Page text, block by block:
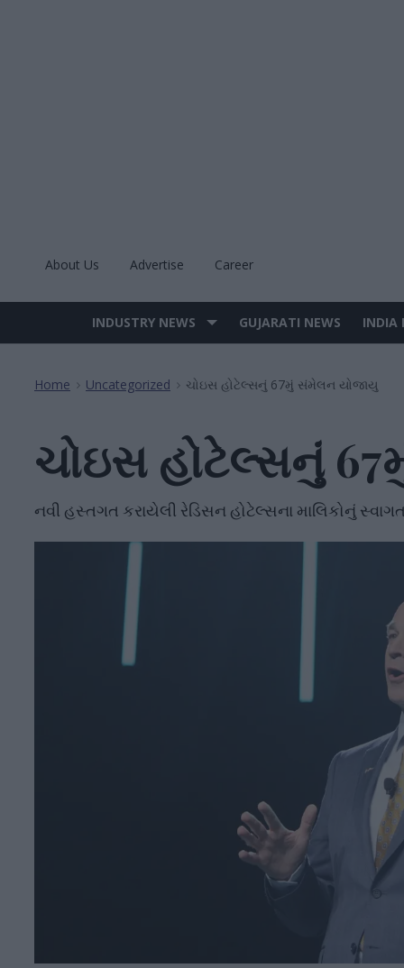
About Us Advertise Career
Site
INDUSTRY NEWS GUJARATI NEWS INDIA
Home > Uncategorized > ચોઇસ હોટેલ્સનું 67મું સંમેલન યોજાયુ
ચોઇસ હોટેલ્સનું
નવી હસ્તગત કરાયેલી રેડિસન હોટેલ્સના માલિકોનું સ્વાગત